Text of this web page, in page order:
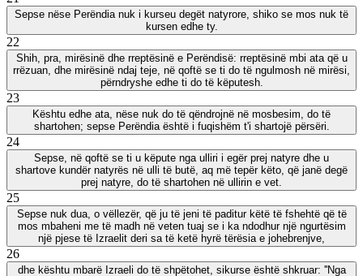
Sepse nëse Perëndia nuk i kurseu degët natyrore, shiko se mos nuk të
kursen edhe ty.
22
Shih, pra, mirësinë dhe rreptësinë e Perëndisë: rreptësinë mbi ata që u
rrëzuan, dhe mirësinë ndaj teje, në qoftë se ti do të ngulmosh në mirësi,
përndryshe edhe ti do të këputesh.
23
Kështu edhe ata, nëse nuk do të qëndrojnë në mosbesim, do të
shartohen; sepse Perëndia është i fuqishëm t'i shartojë përsëri.
24
Sepse, në qoftë se ti u këpute nga ulliri i egër prej natyre dhe u
shartove kundër natyrës në ulli të butë, aq më tepër këto, që janë degë
prej natyre, do të shartohen në ullirin e vet.
25
Sepse nuk dua, o vëllezër, që ju të jeni të paditur këtë të fshehtë që të
mos mbaheni me të madh në veten tuaj se i ka ndodhur një ngurtësim
një pjese të Izraelit deri sa të ketë hyrë tërësia e johebrenjve,
26
dhe kështu mbarë Izraeli do të shpëtohet, sikurse është shkruar: ''Nga